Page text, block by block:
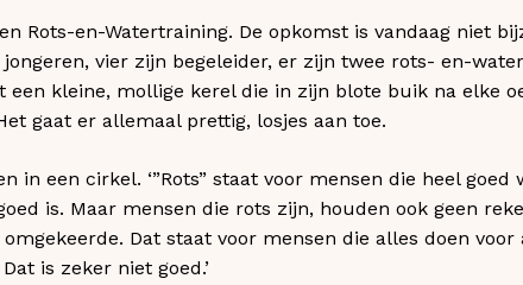
Rots-en-Watertraining. De opkomst is vandaag niet
vier zijn begeleider, er zijn twee rots- en-
een kleine, mollige kerel die in zijn blote buik na elke
gaat er allemaal prettig, losjes aan toe.
in een cirkel. ‘”Rots” staat voor mensen die heel goed
is. Maar mensen die rots zijn, houden ook geen
omgekeerde. Dat staat voor mensen die alles doen
is zeker niet goed.’